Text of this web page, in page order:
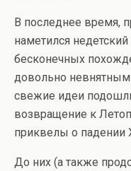
В последнее время,
наметился
бесконечных
довольно
свежие идеи
возвращение к
приквелы о падении
До них (а также